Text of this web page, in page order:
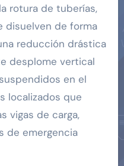
rotura de tuberías,
disuelven de forma
reducción drástica
desplome vertical
en el
localizados que
vigas de carga,
de emergencia